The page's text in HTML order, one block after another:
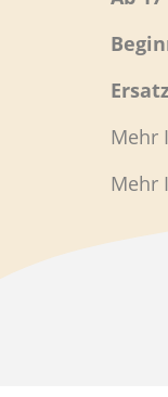
Mehr
Mehr